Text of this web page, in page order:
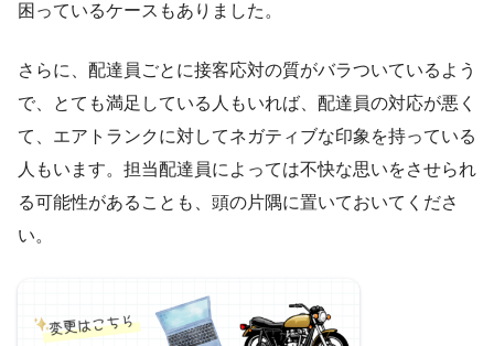
困っているケースもありました。
さらに、配達員ごとに接客応対の質がバラついているよう
で、とても満足している人もいれば、配達員の対応が悪く
て、エアトランクに対してネガティブな印象を持っている
人もいます。担当配達員によっては不快な思いをさせられ
る可能性があることも、頭の片隅に置いておいてくださ
い。